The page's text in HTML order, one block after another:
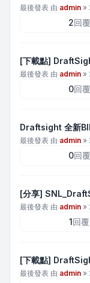
最後發表 由 admin »
2回覆
[下載點]
最後發表 由 admin »
0回覆
Draftsight 全新
最後發表 由 admin »
0回覆
[分享]
最後發表 由 admin »
1回覆
[下載點]
最後發表 由 admin »